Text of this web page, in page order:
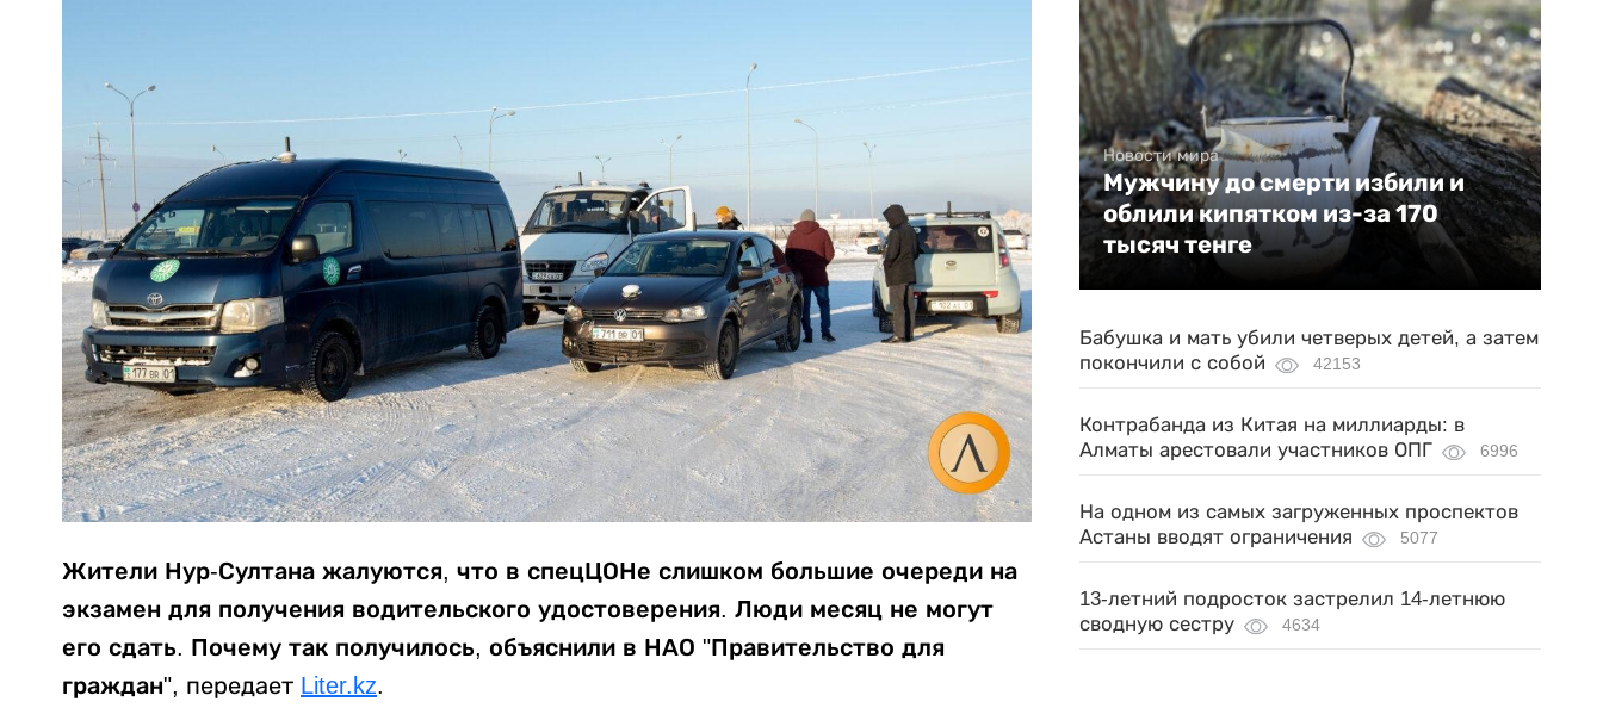
Жители Нур-Султана жалуются, что в спецЦОНе слишком большие очереди на
экзамен для получения водительского удостоверения. Люди месяц не могут
его сдать. Почему так получилось, объяснили в НАО "Правительство для
граждан", передает Liter.kz.
Новости мира
Мужчину до смерти избили и
облили кипятком из-за 170
тысяч тенге
Бабушка и мать убили четверых детей, а затем
покончили с собой
42153
Контрабанда из Китая на миллиарды: в
Алматы арестовали участников ОПГ
6996
На одном из самых загруженных проспектов
Астаны вводят ограничения
5077
13-летний подросток застрелил 14-летнюю
сводную сестру
4634